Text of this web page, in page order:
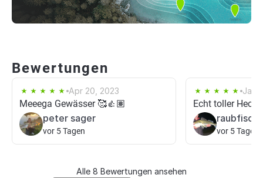
Bewertungen
Apr 20, 2023
Meeega Gewässer 🥰👍🏽
peter sager
vor 5 Tagen
Jan
Echt toller
vor 5 Tagen
Alle 8 Bewertungen ansehen